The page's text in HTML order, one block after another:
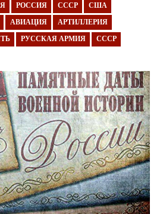
РОССИЯ СССР США
АВИАЦИЯ АРТИЛЛЕРИЯ
РУССКАЯ АРМИЯ СССР